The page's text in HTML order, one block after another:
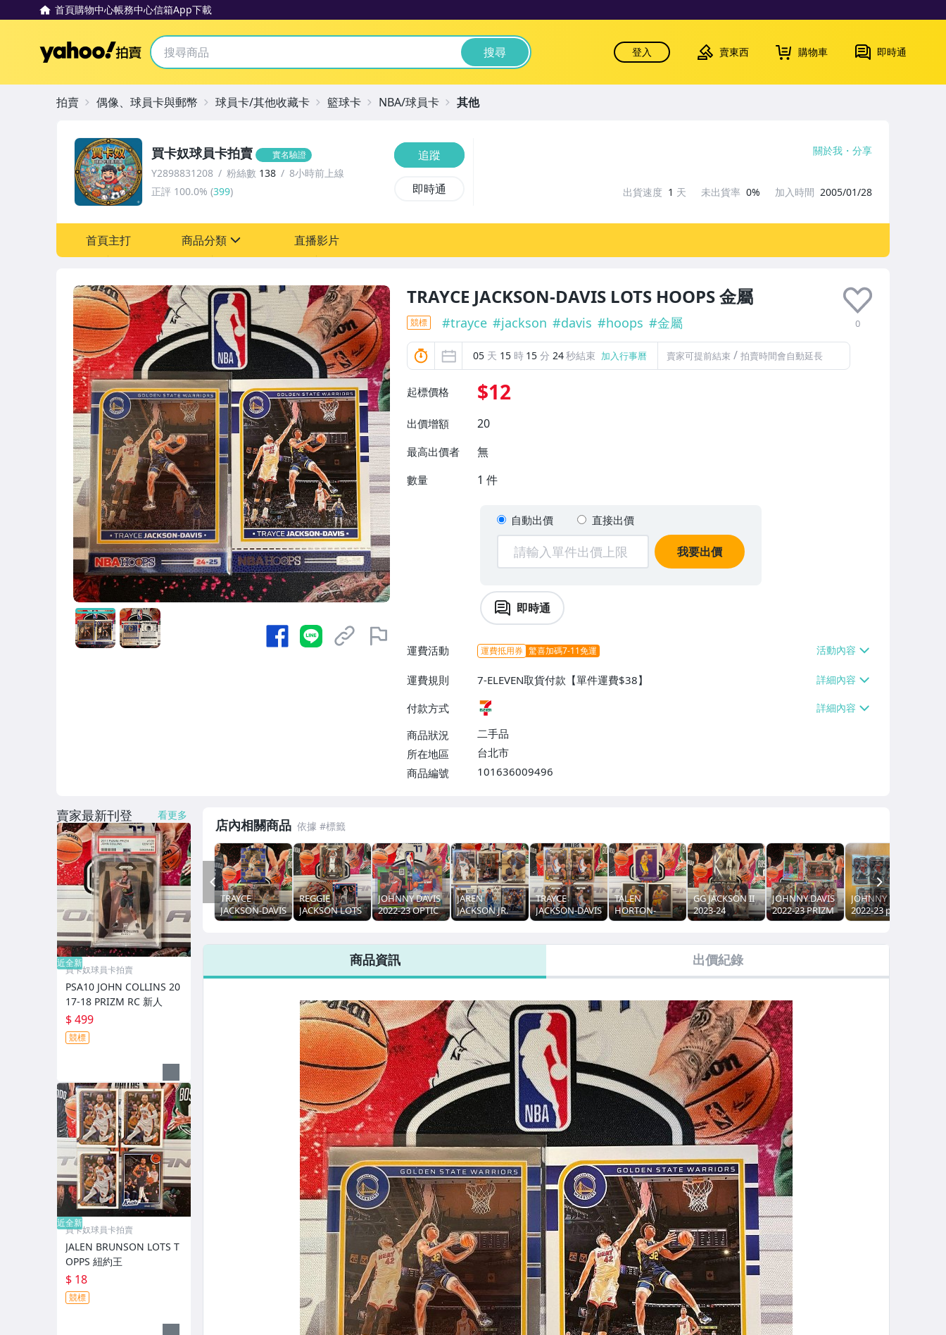
首頁購物中心帳務中心信箱App下載
Yahoo拍賣 搜尋 登入 賣東西 購物車 即時通
近全新
TRAYCE JACKSON-DAVIS LOTS HOOPS 金屬
0
競標 #trayce #jackson #davis #hoops #金屬
05 天 15 時 15 分 22秒結束 加入行事曆 賣家可提前結束 / 拍賣時間會自動延長
起標價格 $12
出價增額 20
最高出價者 無
數量 1 件
自動出價 直接出價
我要出價
即時通
運費活動 運費抵用券 驚喜加碼7-11免運
運費規則
7-ELEVEN取貨付款【單件運費$38】
付款方式
商品狀況
二手品
所在地區
台北市
商品編號
101636009496
買卡奴球員卡拍賣 實名驗證
Y2898831208 粉絲數 138
8小時前上線
正評 100.0% (399)
追蹤
即時通
關於我 分享
出貨速度 1 天 未出貨率 0% 加入時間 2005/01/28
首頁主打 商品分類
偶像、球員卡與郵幣
運動、戶外與休閒
直播影片
拍賣 偶像、球員卡與郵幣 球員卡/其他收藏卡 籃球卡 NBA/球員卡 其他
店內相關商品
TRAYCE
JACKSON-DAVIS
2023-24 SELECT
REGGIE
JACKSON LOTS
PRIZM HOOPS
JOHNNY DAVIS
2022-23 OPTIC
限量149
人 RC
JAREN
JACKSON JR.
LOTS MOSAIC
CONTENDERS
TRAYCE
JACKSON-DAVIS
2023-24 PRIZM
TALEN
HORTON-
TUCKER 2019-
DUNRUSS RC
GG JACKSON II
2023-24
PHOENIX RC 新
JOHNNY DAVIS
2022-23 PRIZM
SELECT
RC 新人 魚鱗亮
JOHNNY DAVIS
2022-23 prizm
RC 新人
PREV
商品資訊 出價紀錄
賣家最新刊登 看更多
近全新
買卡奴球員卡拍賣
PSA10 JOHN COLLINS 20
17-18 PRIZM RC 新人
$ 499
競標
近全新
買卡奴球員卡拍賣
JALEN BRUNSON LOTS T
OPPS 紐約王
$ 18
競標